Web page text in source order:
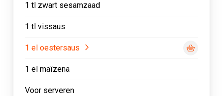
1 tl zwart sesamzaad
1 tl vissaus
1 el oestersaus
1 el maïzena
Voor serveren